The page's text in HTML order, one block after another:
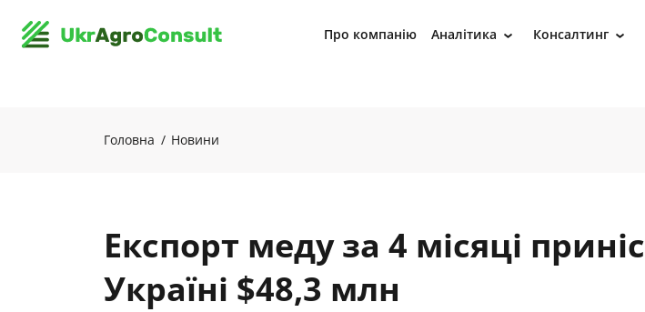
Про компанію Аналітика › Консалтинг ›
Головна Новини
Експорт меду за 4 місяці приніс
Україні $48,3 млн